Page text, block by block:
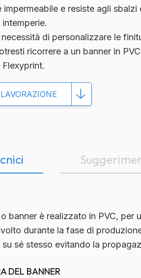
impermeabile e resiste agli sbalzi
intemperie.
di personalizzare le
ricorrere a un banner in PVC
banner è realizzato in PVC, per
durante la fase di
sé stesso evitando la
DEL BANNER